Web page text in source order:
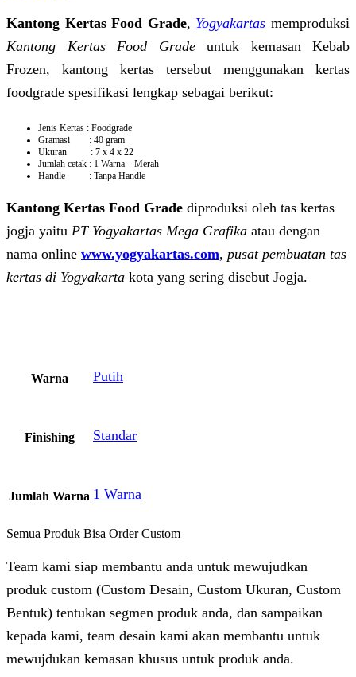
Kantong Kertas Food Grade, Yogyakartas memproduksi
Kantong Kertas Food Gradeuntuk kemasan Kebab
Frozen, kantong kertas tersebut menggunakan kertas
foodgrade spesifikasi lengkap sebagai berikut:
Jenis Kertas : Foodgrade
Gramasi : 40 gram
Ukuran : 7 x 4 x 22
Jumlah cetak : 1 Warna – Merah
Handle : Tanpa Handle
Kantong Kertas Food Grade diproduksi oleh tas kertas
jogja yaitu PT Yogyakartas Mega Grafika atau dengan
nama online www.yogyakartas.com, pusat pembuatan tas
kertas di Yogyakarta kota yang sering disebut Jogja.
Warna Putih
Finishing Standar
Jumlah Warna 1 Warna
Semua Produk Bisa Order Custom
Team kami siap membantu anda untuk mewujudkan
produk custom (Custom Desain, Custom Ukuran, Custom
Bentuk) tentukan segmen produk anda, dan sampaikan
kepada kami, team desain kami akan membantu untuk
mewujdukan kemasan khusus untuk produk anda.